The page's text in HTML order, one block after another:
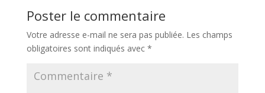
Poster le commentaire
Votre adresse e-mail ne sera pas publiée. Les champs
obligatoires sont indiqués avec *